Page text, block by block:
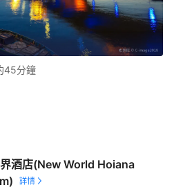
45分鐘
酒店(New World Hoiana